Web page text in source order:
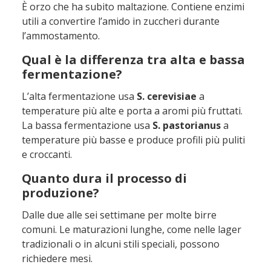
È orzo che ha subito maltazione. Contiene enzimi
utili a convertire l’amido in zuccheri durante
l’ammostamento.
Qual è la differenza tra alta e bassa
fermentazione?
L’alta fermentazione usa S. cerevisiae a
temperature più alte e porta a aromi più fruttati.
La bassa fermentazione usa S. pastorianusa
temperature più basse e produce profili più puliti
e croccanti.
Quanto dura il processo di
produzione?
Dalle due alle sei settimane per molte birre
comuni. Le maturazioni lunghe, come nelle lager
tradizionali o in alcuni stili speciali, possono
richiedere mesi.